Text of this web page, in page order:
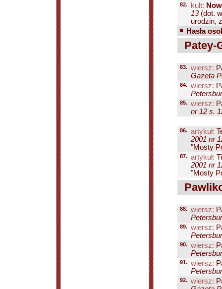
82. kult:
13(dot.
urodzin,
Hasła
Patey-
83. wiersz:
Gazeta
84. wiersz:
85. wiersz:
nr 12 s.
86. artykuł:
2001 nr
"Mosty
87. artykuł:
2001 nr
"Mosty
88. wiersz:
89. wiersz:
90. wiersz:
91. wiersz:
92. wiersz: